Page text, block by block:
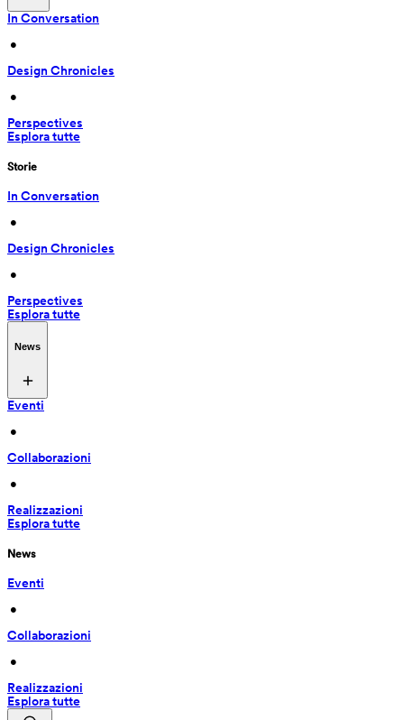
In Conversation
•
Design Chronicles
•
Perspectives
Esplora tutte
Storie
In Conversation
•
Design Chronicles
•
Perspectives
Esplora tutte
News
Eventi
•
Collaborazioni
•
Realizzazioni
Esplora tutte
News
Eventi
•
Collaborazioni
•
Realizzazioni
Esplora tutte